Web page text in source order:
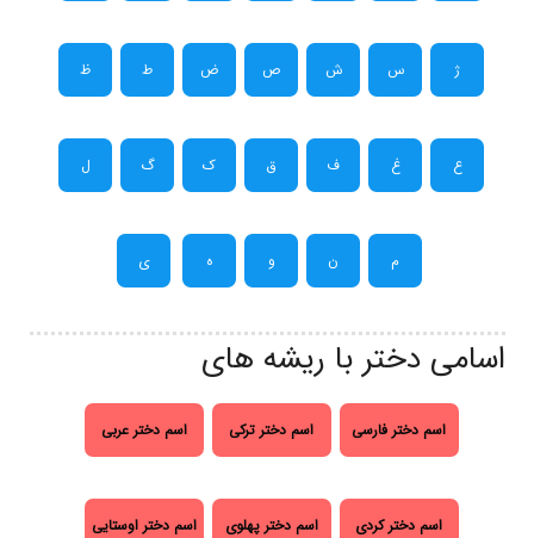
ژ س ش ص ض ط ظ
ع غ ف ق ک گ ل
م ن و ه ی
اسامی دختر با ریشه های
اسم دختر فارسی اسم دختر ترکی اسم دختر عربی
اسم دختر کردی اسم دختر پهلوی اسم دختر اوستایی